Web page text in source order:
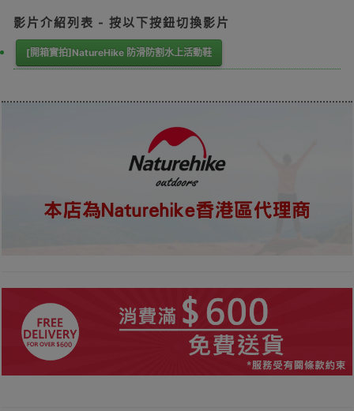
影片介紹列表 - 按以下按鈕切換影片
[開箱實拍]NatureHike 防滑防割水上活動鞋